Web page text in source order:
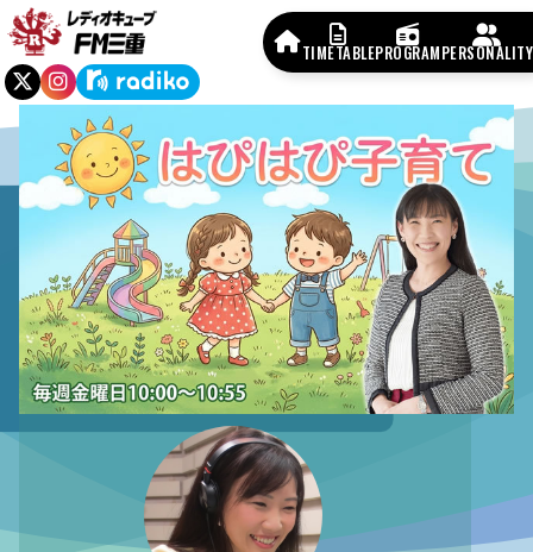
TIMETABLEPROGRAMPERSONALITY